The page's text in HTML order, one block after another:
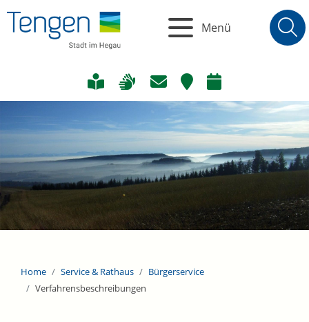
Menü
Home Service & Rathaus
Bürgerservice
Verfahrensbeschreibungen